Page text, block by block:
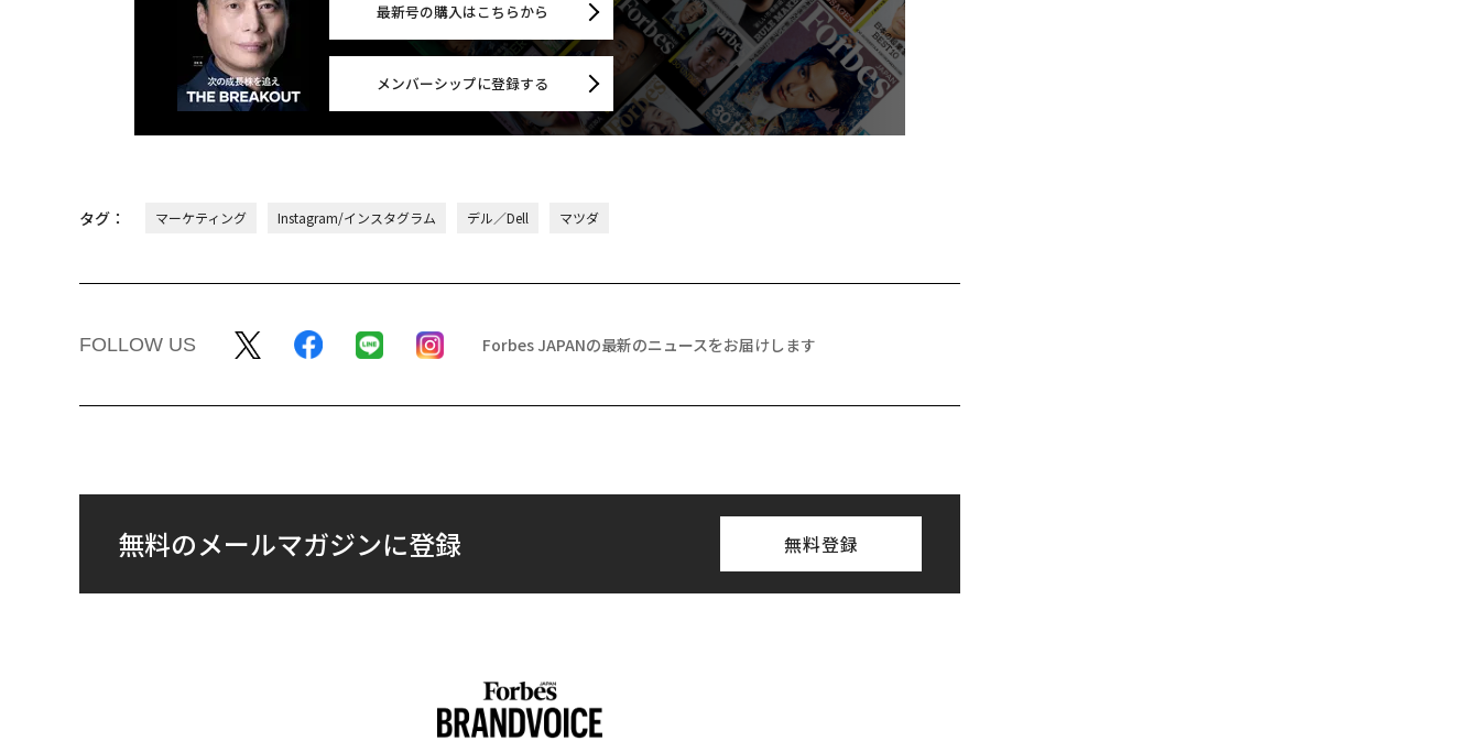
最新号の購入はこちらから
メンバーシップに登録する
タグ： マーケティング Instagram/インスタグラム デル／Dell マツダ
FOLLOW US Forbes JAPANの最新のニュースをお届けします
無料のメールマガジンに登録 無料登録